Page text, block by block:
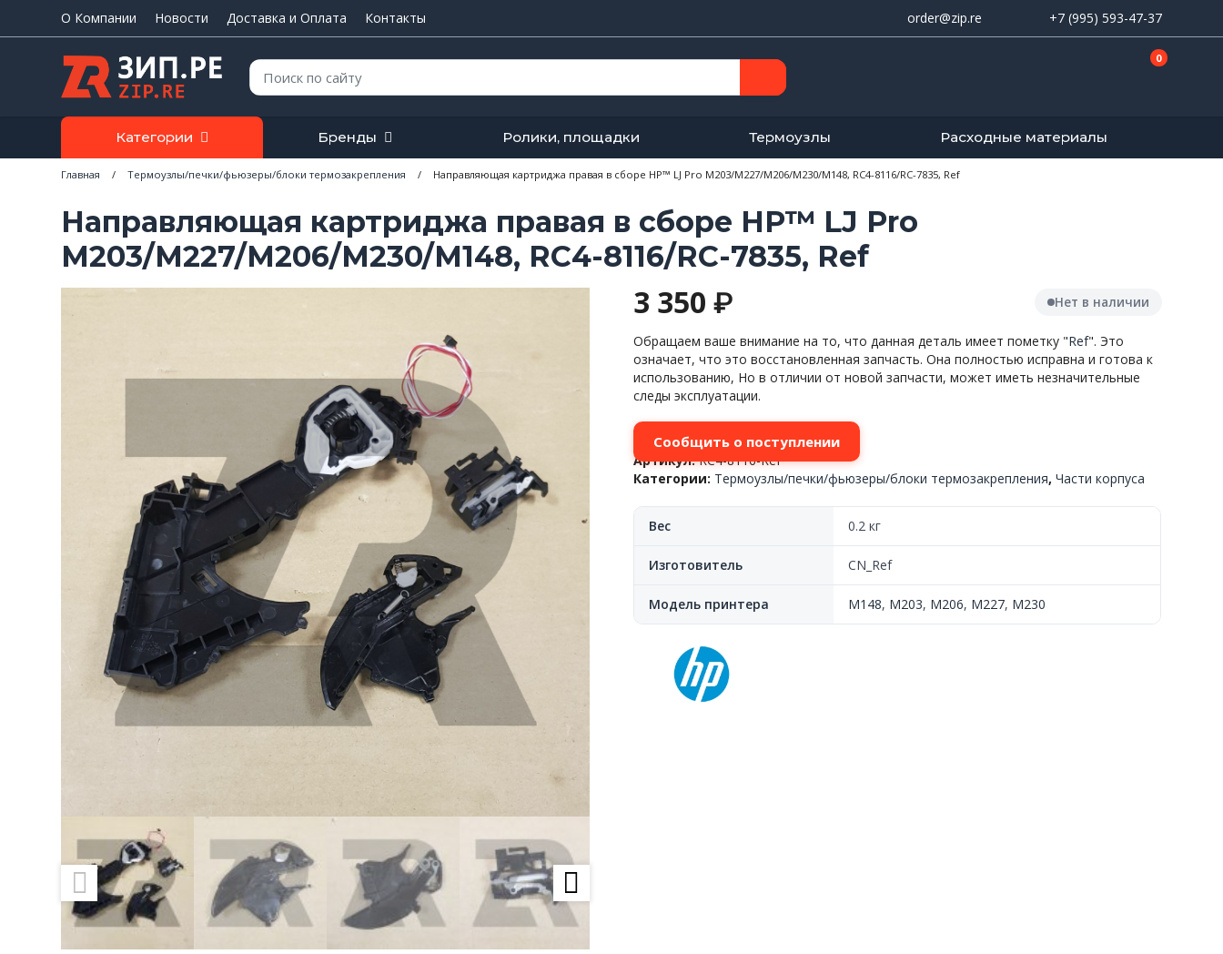
О Компании Новости Доставка и Оплата Контакты order@zip.re +7 (995) 593-47-37
Поиск: 0
Категории Бренды Ролики, площадки Термоузлы Расходные материалы
Главная / Термоузлы/печки/фьюзеры/блоки термозакрепления / Направляющая картриджа правая в сборе HP™ LJ Pro M203/M227/M206/M230/M148, RC4-8116/RC-7835, Ref
Направляющая картриджа правая в сборе HP™ LJ Pro
M203/M227/M206/M230/M148, RC4-8116/RC-7835, Ref
3 350₽
Обращаем ваше внимание на то, что данная деталь имеет пометку "Ref". Это
означает, что это восстановленная запчасть. Она полностью исправна и готова к
использованию, Но в отличии от новой запчасти, может иметь незначительные
следы эксплуатации.
Нет в наличии
Сообщить о поступлении
Артикул:RC4-8116-Ref
Категории: Термоузлы/печки/фьюзеры/блоки термозакрепления,Части корпуса
Вес 0.2 кг
Изготовитель CN_Ref
Модель принтера M148, M203, M206, M227, M230